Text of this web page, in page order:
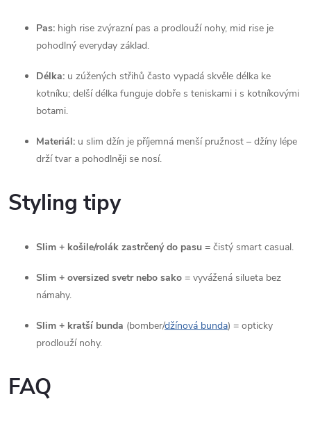
i
Pas: high rise zvýrazní pas a prodlouží nohy, mid rise je
pohodlný everyday základ.
Délka: u zúžených střihů často vypadá skvěle délka ke
kotníku; delší délka funguje dobře s teniskami i s kotníkovými
botami.
Materiál: u slim džín je příjemná menší pružnost – džíny lépe
drží tvar a pohodlněji se nosí.
Styling tipy
Slim + košile/rolák zastrčený do pasu = čistý smart casual.
Slim + oversized svetr nebo sako = vyvážená silueta bez
námahy.
Slim + kratší bunda (bomber/džínová bunda) = opticky
prodlouží nohy.
FAQ